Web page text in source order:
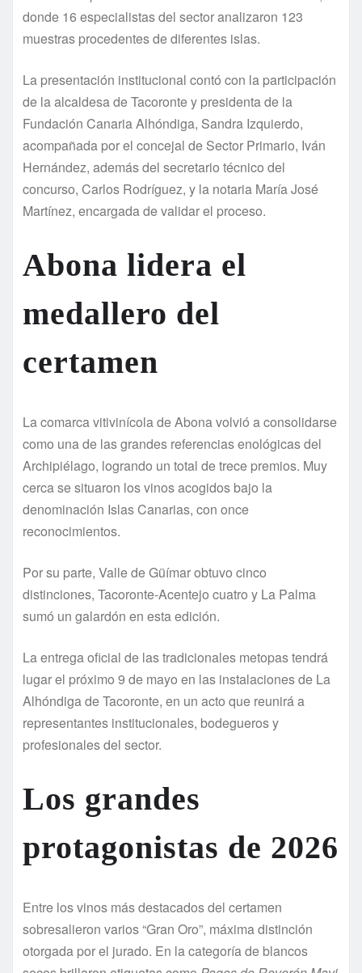
donde 16 especialistas del sector analizaron 123
muestras procedentes de diferentes islas.
La presentación institucional contó con la participación
de la alcaldesa de Tacoronte y presidenta de la
Fundación Canaria Alhóndiga, Sandra Izquierdo,
acompañada por el concejal de Sector Primario, Iván
Hernández, además del secretario técnico del
concurso, Carlos Rodríguez, y la notaria María José
Martínez, encargada de validar el proceso.
Abona lidera el
medallero del
certamen
La comarca vitivinícola de Abona volvió a consolidarse
como una de las grandes referencias enológicas del
Archipiélago, logrando un total de trece premios. Muy
cerca se situaron los vinos acogidos bajo la
denominación Islas Canarias, con once
reconocimientos.
Por su parte, Valle de Güímar obtuvo cinco
distinciones, Tacoronte-Acentejo cuatro y La Palma
sumó un galardón en esta edición.
La entrega oficial de las tradicionales metopas tendrá
lugar el próximo 9 de mayo en las instalaciones de La
Alhóndiga de Tacoronte, en un acto que reunirá a
representantes institucionales, bodegueros y
profesionales del sector.
Los grandes
protagonistas de 2026
Entre los vinos más destacados del certamen
sobresalieron varios “Gran Oro”, máxima distinción
otorgada por el jurado. En la categoría de blancos